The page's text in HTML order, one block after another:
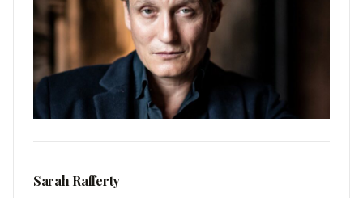
Sarah Rafferty